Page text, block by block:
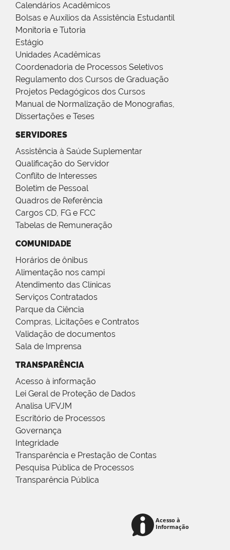
Calendários Acadêmicos
Bolsas e Auxílios da Assistência Estudantil
Monitoria e Tutoria
Estágio
Unidades Acadêmicas
Coordenadoria de Processos Seletivos
Regulamento dos Cursos de Graduação
Projetos Pedagógicos dos Cursos
Manual de Normalização de Monografias,
Dissertações e Teses
SERVIDORES
Assistência à Saúde Suplementar
Qualificação do Servidor
Conflito de Interesses
Boletim de Pessoal
Quadros de Referência
Cargos CD, FG e FCC
Tabelas de Remuneração
COMUNIDADE
Horários de ônibus
Alimentação nos campi
Atendimento das Clínicas
Serviços Contratados
Parque da Ciência
Compras, Licitações e Contratos
Validação de documentos
Sala de Imprensa
TRANSPARÊNCIA
Acesso à informação
Lei Geral de Proteção de Dados
Analisa UFVJM
Escritório de Processos
Governança
Integridade
Transparência e Prestação de Contas
Pesquisa Pública de Processos
Transparência Pública